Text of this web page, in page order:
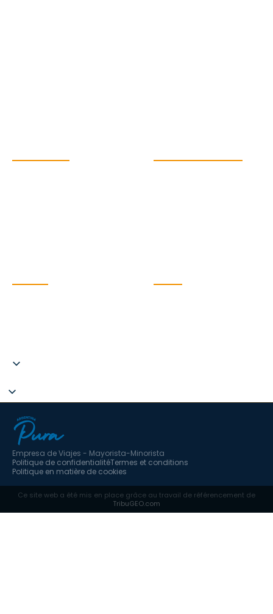
Empresa de Viajes - Mayorista-Minorista
Politique de confidentialitéTermes et conditions
Politique en matière de cookies
Ce site web a été mis en place grâce au travail de référencement de
TribuGEO.com